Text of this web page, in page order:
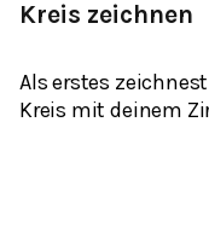
Kreis zeichnen
Als erstes
Kreis mit deinem